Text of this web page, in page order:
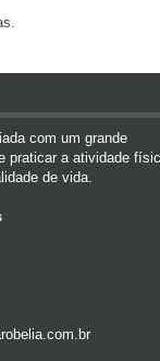
com um grande
praticar a atividade
de vida.